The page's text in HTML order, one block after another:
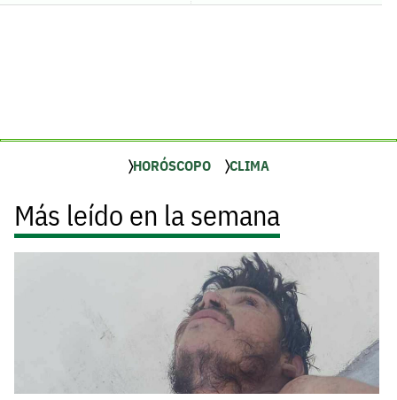
HORÓSCOPO CLIMA
Más leído en la semana